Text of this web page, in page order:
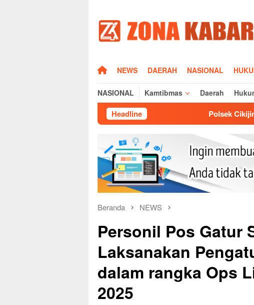
konten
HOMENEWS DAERAH NASIONAL
NASIONAL Kamtibmas Daerah
HeadlinePolsek Cikijing Laksanakan
Beranda NEWS
Personil Pos Gatur
Laksanakan
dalam rangka Ops
2025